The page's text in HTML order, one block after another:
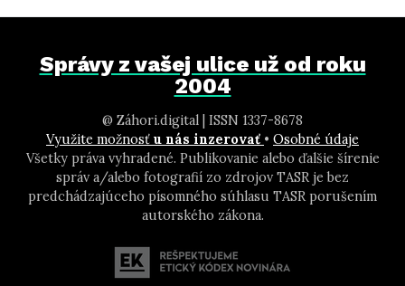
Správy z vašej ulice už od roku
2004
@ Záhori.digital | ISSN 1337-8678
Využite možnosť u nás inzerovať • Osobné údaje
Všetky práva vyhradené. Publikovanie alebo ďalšie šírenie
správ a/alebo fotografií zo zdrojov TASR je bez
predchádzajúceho písomného súhlasu TASR porušením
autorského zákona.